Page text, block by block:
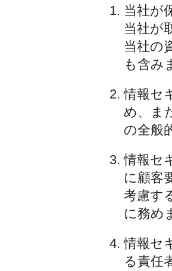
当社が
当社が
当社の
も含み
情報セ
め、ま
の全般
情報セ
に顧客
考慮す
に務め
情報セ
る責任